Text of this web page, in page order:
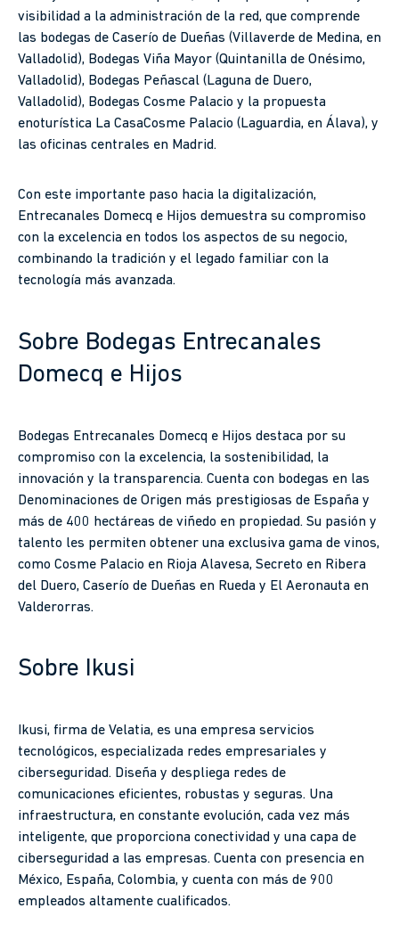
visibilidad a la administración de la red, que comprende
las bodegas de Caserío de Dueñas (Villaverde de Medina, en
Valladolid), Bodegas Viña Mayor (Quintanilla de Onésimo,
Valladolid), Bodegas Peñascal (Laguna de Duero,
Valladolid), Bodegas Cosme Palacio y la propuesta
enoturística La CasaCosme Palacio (Laguardia, en Álava), y
las oficinas centrales en Madrid.
Con este importante paso hacia la digitalización,
Entrecanales Domecq e Hijos demuestra su compromiso
con la excelencia en todos los aspectos de su negocio,
combinando la tradición y el legado familiar con la
tecnología más avanzada.
Sobre Bodegas Entrecanales
Domecq e Hijos
Bodegas Entrecanales Domecq e Hijos destaca por su
compromiso con la excelencia, la sostenibilidad, la
innovación y la transparencia. Cuenta con bodegas en las
Denominaciones de Origen más prestigiosas de España y
más de 400 hectáreas de viñedo en propiedad. Su pasión y
talento les permiten obtener una exclusiva gama de vinos,
como Cosme Palacio en Rioja Alavesa, Secreto en Ribera
del Duero, Caserío de Dueñas en Rueda y El Aeronauta en
Valderorras.
Sobre Ikusi
Ikusi, firma de Velatia, es una empresa servicios
tecnológicos, especializada redes empresariales y
ciberseguridad. Diseña y despliega redes de
comunicaciones eficientes, robustas y seguras. Una
infraestructura, en constante evolución, cada vez más
inteligente, que proporciona conectividad y una capa de
ciberseguridad a las empresas. Cuenta con presencia en
México, España, Colombia, y cuenta con más de 900
empleados altamente cualificados.